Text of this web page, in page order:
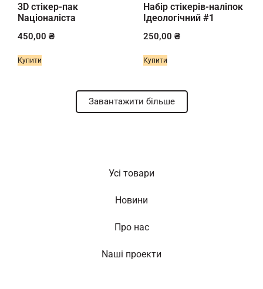
3D стікер-пак
Nаціоналіста
450,00 ₴
Купити
Набір стікерів-наліпок
Ідеологічний #1
250,00 ₴
Купити
Завантажити більше
Усі товари
Новини
Про нас
Nаші проекти